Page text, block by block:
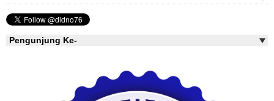
Pengunjung Ke-